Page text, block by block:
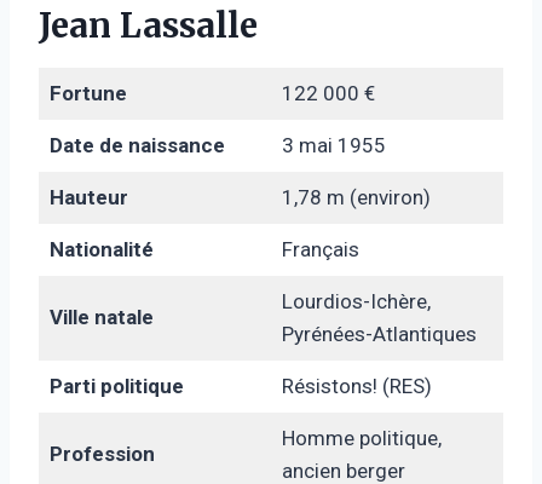
Jean Lassalle
Fortune 122 000 €
Date de naissance 3 mai 1955
Hauteur 1,78 m (environ)
Nationalité Français
Ville natale
Lourdios-Ichère,
Pyrénées-Atlantiques
Parti politique Résistons! (RES)
Profession
Homme politique,
ancien berger